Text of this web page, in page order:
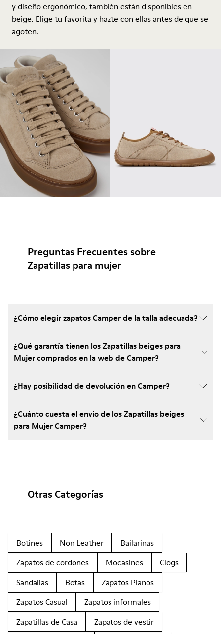
y diseño ergonómico, también están disponibles en
beige. Elige tu favorita y hazte con ellas antes de que se
agoten.
Preguntas Frecuentes sobre
Zapatillas para mujer
¿Cómo elegir zapatos Camper de la talla adecuada?
¿Qué garantía tienen los Zapatillas beiges para
Mujer comprados en la web de Camper?
¿Hay posibilidad de devolución en Camper?
¿Cuánto cuesta el envío de los Zapatillas beiges
para Mujer Camper?
Otras Categorías
Botines Non Leather
Bailarinas
Zapatos de cordones
Mocasines
Clogs
Sandalias
Botas
Zapatos Planos
Zapatos Casual
Zapatos informales
Zapatillas de Casa
Zapatos de vestir